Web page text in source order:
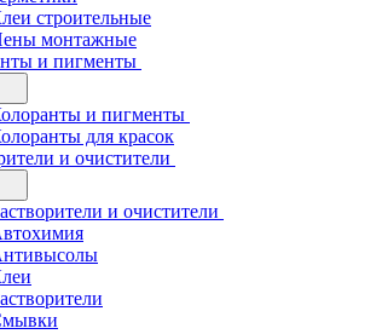
строительные
монтажные
и пигменты
и пигменты
для красок
и очистители
и очистители